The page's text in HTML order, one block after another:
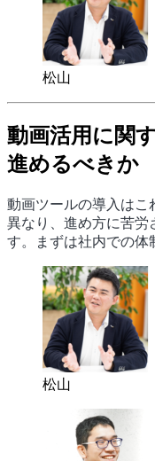
松山
動画活用に関
進めるべきか
動画ツールの導入はこ
異なり、進め方に苦労
す。まずは社内での体
松山